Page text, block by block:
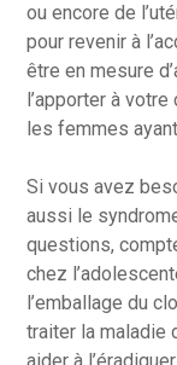
ou encore de
pour revenir à
être en mesure
l’apporter à
les femmes
Si vous avez
aussi le
questions,
chez
l’emballage du
traiter la maladie